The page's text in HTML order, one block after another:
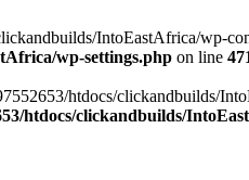
IntoEastAfrica/wp-
wp-settings.php on line
htdocs/clickandbuilds/
htdocs/clickandbuilds/